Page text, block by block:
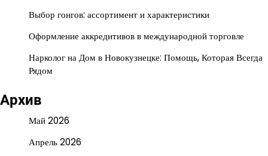
Выбор гонгов: ассортимент и характеристики
Оформление аккредитивов в международной торговле
Нарколог на Дом в Новокузнецке: Помощь, Которая Всегда
Рядом
Архив
Май 2026
Апрель 2026